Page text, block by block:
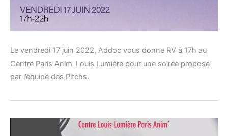
Le vendredi 17 juin 2022, Addoc vous donne RV à 17h au
Centre Paris Anim’ Louis Lumière pour une soirée proposé
par l’équipe des Pitchs.